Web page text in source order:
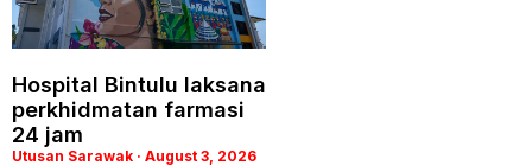
Hospital Bintulu laksana
perkhidmatan farmasi
24 jam
Utusan Sarawak August 3, 2026